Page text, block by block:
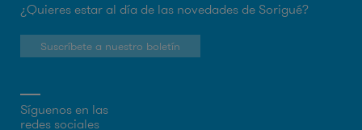
¿Quieres estar al día de las novedades de Sorigué?
Suscríbete a nuestro boletín
Síguenos en las
redes sociales